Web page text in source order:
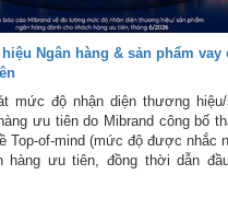
Ngân hàng & sản phẩm vay
mức độ nhận diện thương
ưu tiên do Mibrand công bố
Top-of-mind (mức độ được nhắc
hàng ưu tiên, đồng thời dẫn